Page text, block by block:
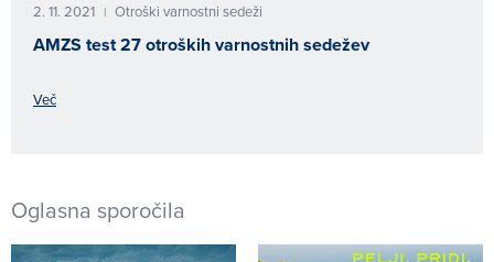
2. 11. 2021 | Otroški varnostni sedeži
AMZS test 27 otroških varnostnih sedežev
Več
Oglasna sporočila